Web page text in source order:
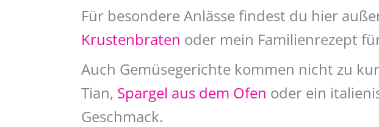
Für besondere Anlässe findest du hier
Krustenbraten oder mein Familienrezept
Auch Gemüsegerichte kommen nicht zu
Tian, Spargel aus dem Ofen oder ein
Geschmack.